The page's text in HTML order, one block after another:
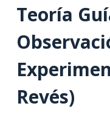
Teoría
Revés)